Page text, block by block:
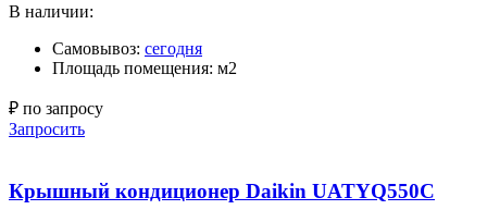
В наличии:
Самовывоз: сегодня
Площадь помещения: м2
₽ по запросу
Запросить
Крышный кондиционер Daikin UATYQ550C